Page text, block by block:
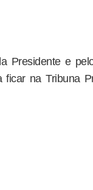
Presidente e
na Tribuna